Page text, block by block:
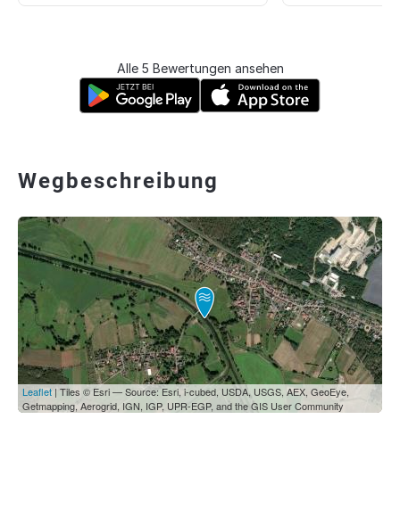
Alle 5 Bewertungen ansehen
Wegbeschreibung
Leaflet | Tiles © Esri — Source: Esri, i-cubed, USDA, USGS, AEX, GeoEye,
Getmapping, Aerogrid, IGN, IGP, UPR-EGP, and the GIS User Community